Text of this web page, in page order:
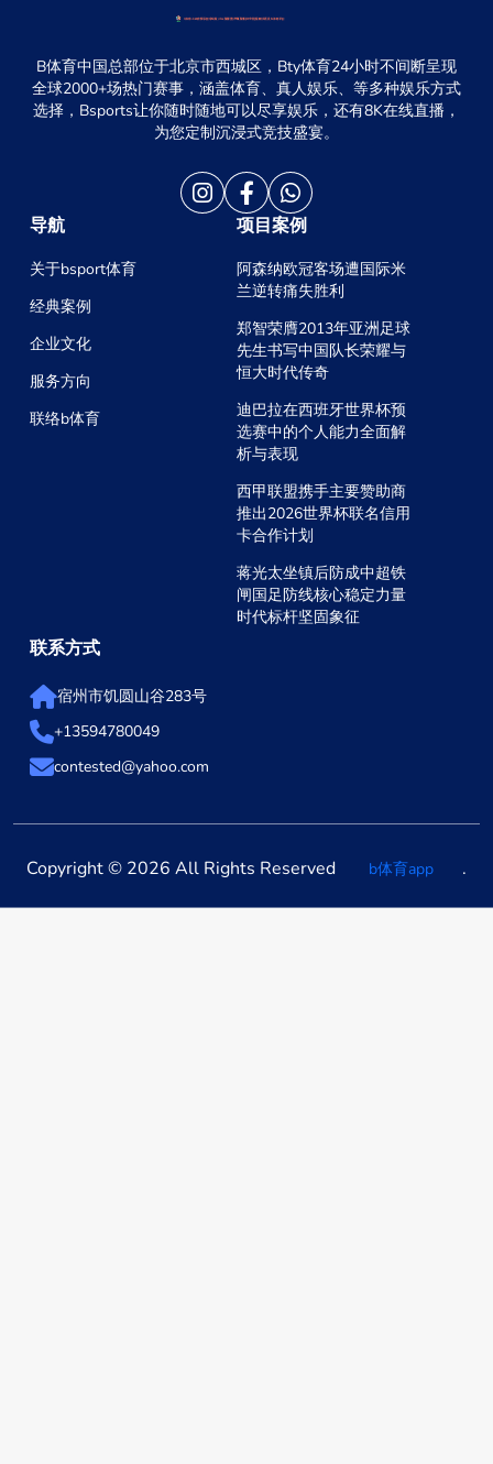
B体育中国总部位于北京市西城区，Bty体育24小时不间断呈现
全球2000+场热门赛事，涵盖体育、真人娱乐、等多种娱乐方式
选择，Bsports让你随时随地可以尽享娱乐，还有8K在线直播，
为您定制沉浸式竞技盛宴。
导航
关于bsport体育
经典案例
企业文化
服务方向
联络b体育
项目案例
阿森纳欧冠客场遭国际米
兰逆转痛失胜利
郑智荣膺2013年亚洲足球
先生书写中国队长荣耀与
恒大时代传奇
迪巴拉在西班牙世界杯预
选赛中的个人能力全面解
析与表现
西甲联盟携手主要赞助商
推出2026世界杯联名信用
卡合作计划
蒋光太坐镇后防成中超铁
闸国足防线核心稳定力量
时代标杆坚固象征
联系方式
宿州市饥圆山谷283号
+13594780049
contested@yahoo.com
Copyright © 2026 All Rights Reserved b体育app .